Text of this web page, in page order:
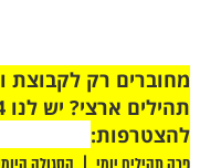
נשבר תעבוד על
על עצבות הוא
אל בקשת